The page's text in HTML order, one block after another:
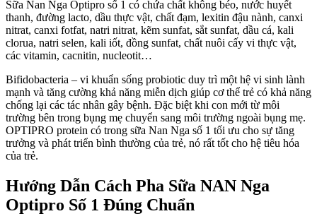
Sữa Nan Nga Optipro số 1 có chứa chất không béo, nước huyết
thanh, đường lacto, dầu thực vật, chất đạm, lexitin đậu nành, canxi
nitrat, canxi fotfat, natri nitrat, kẽm sunfat, sắt sunfat, dầu cá, kali
clorua, natri selen, kali iốt, đồng sunfat, chất nuôi cấy vi thực vật,
các vitamin, cacnitin, nucleotit…
Bifidobacteria – vi khuẩn sống probiotic duy trì một hệ vi sinh lành
mạnh và tăng cường khả năng miễn dịch giúp cơ thể trẻ có khả năng
chống lại các tác nhân gây bệnh. Đặc biệt khi con mới từ môi
trường bên trong bụng mẹ chuyển sang môi trường ngoài bụng mẹ.
OPTIPRO protein có trong sữa Nan Nga số 1 tối ưu cho sự tăng
trưởng và phát triển bình thường của trẻ, nó rất tốt cho hệ tiêu hóa
của trẻ.
Hướng Dẫn Cách Pha Sữa NAN Nga
Optipro Số 1 Đúng Chuẩn